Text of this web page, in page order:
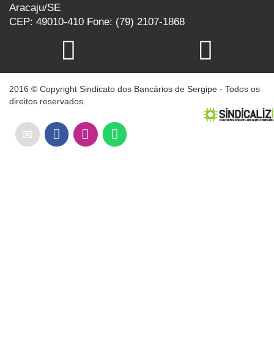
Aracaju/SE
CEP: 49010-410 Fone: (79) 2107-1868
2016 © Copyright Sindicato dos Bancários de Sergipe - Todos os
direitos reservados.